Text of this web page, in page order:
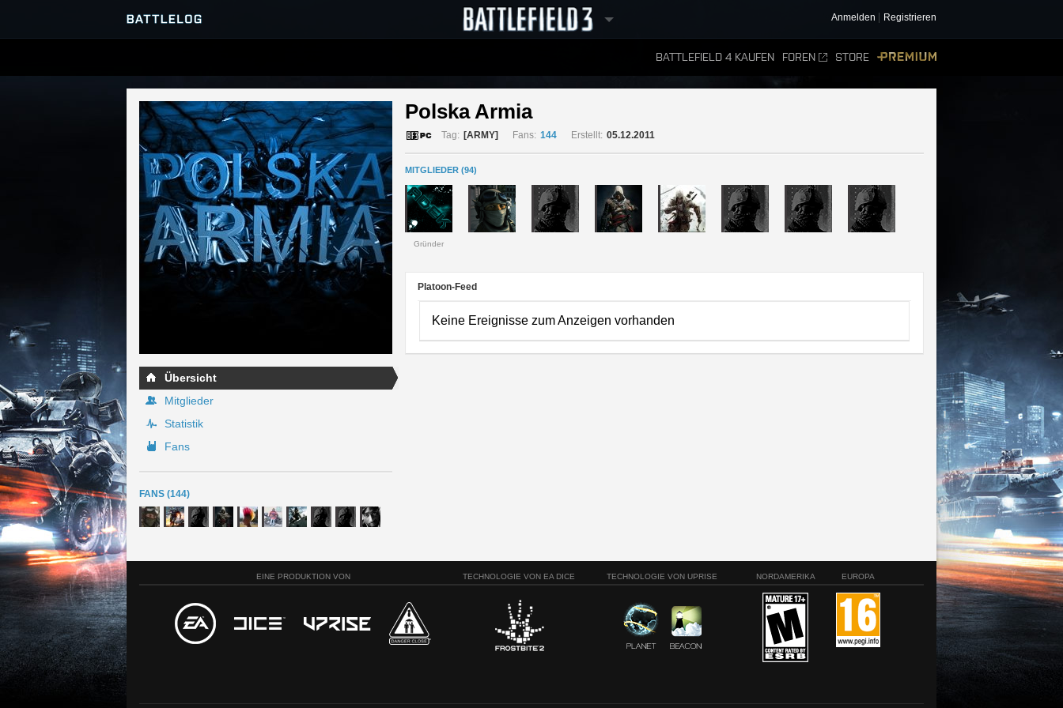
Anmelden Registrieren
BATTLEFIELD 4 KAUFEN FOREN STORE
SERVER-BROWSER
MATCHES
RANGLISTEN
Übersicht
Mitglieder
Statistik
Fans
FANS (144)
Polska Armia
Tag: [ARMY] Fans: 144 Erstellt: 05.12.2011
MITGLIEDER (94)
Gründer
Platoon-Feed
Keine Ereignisse zum Anzeigen vorhanden
EINE PRODUKTION VON TECHNOLOGIE VON EA DICE TECHNOLOGIE VON UPRISE NORDAMERIKA EUROPA